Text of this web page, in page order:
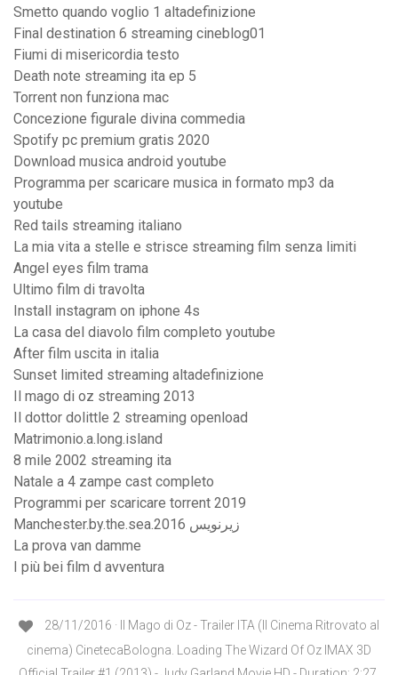
Smetto quando voglio 1 altadefinizione
Final destination 6 streaming cineblog01
Fiumi di misericordia testo
Death note streaming ita ep 5
Torrent non funziona mac
Concezione figurale divina commedia
Spotify pc premium gratis 2020
Download musica android youtube
Programma per scaricare musica in formato mp3 da
youtube
Red tails streaming italiano
La mia vita a stelle e strisce streaming film senza limiti
Angel eyes film trama
Ultimo film di travolta
Install instagram on iphone 4s
La casa del diavolo film completo youtube
After film uscita in italia
Sunset limited streaming altadefinizione
Il mago di oz streaming 2013
Il dottor dolittle 2 streaming openload
Matrimonio.a.long.island
8 mile 2002 streaming ita
Natale a 4 zampe cast completo
Programmi per scaricare torrent 2019
Manchester.by.the.sea.2016 زیرنویس
La prova van damme
I più bei film d avventura
28/11/2016 · Il Mago di Oz - Trailer ITA (Il Cinema Ritrovato al
cinema) CinetecaBologna. Loading The Wizard Of Oz IMAX 3D